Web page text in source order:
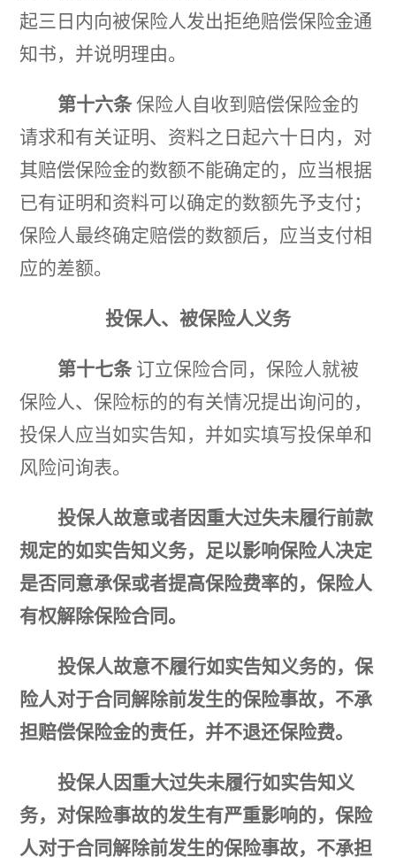
起三日内向被保险人发出拒绝赔偿保险金通
知书，并说明理由。
第十六条 保险人自收到赔偿保险金的
请求和有关证明、资料之日起六十日内，对
其赔偿保险金的数额不能确定的，应当根据
已有证明和资料可以确定的数额先予支付；
保险人最终确定赔偿的数额后，应当支付相
应的差额。
投保人、被保险人义务
第十七条 订立保险合同，保险人就被
保险人、保险标的的有关情况提出询问的，
投保人应当如实告知，并如实填写投保单和
风险问询表。
投保人故意或者因重大过失未履行前款
规定的如实告知义务，足以影响保险人决定
是否同意承保或者提高保险费率的，保险人
有权解除保险合同。
投保人故意不履行如实告知义务的，保
险人对于合同解除前发生的保险事故，不承
担赔偿保险金的责任，并不退还保险费。
投保人因重大过失未履行如实告知义
务，对保险事故的发生有严重影响的，保险
人对于合同解除前发生的保险事故，不承担